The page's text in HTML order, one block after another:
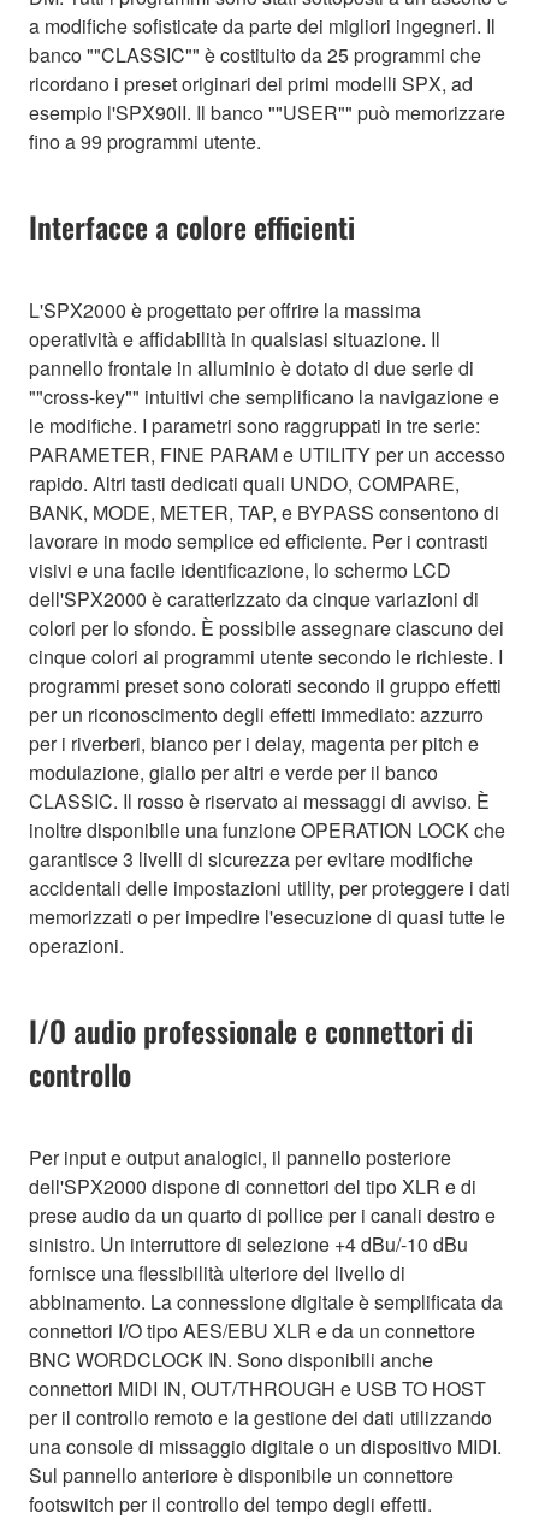
a modifiche sofisticate da parte dei migliori ingegneri. Il
banco ""CLASSIC"" è costituito da 25 programmi che
ricordano i preset originari dei primi modelli SPX, ad
esempio l'SPX90II. Il banco ""USER"" può memorizzare
fino a 99 programmi utente.
Interfacce a colore efficienti
L'SPX2000 è progettato per offrire la massima
operatività e affidabilità in qualsiasi situazione. Il
pannello frontale in alluminio è dotato di due serie di
""cross-key"" intuitivi che semplificano la navigazione e
le modifiche. I parametri sono raggruppati in tre serie:
PARAMETER, FINE PARAM e UTILITY per un accesso
rapido. Altri tasti dedicati quali UNDO, COMPARE,
BANK, MODE, METER, TAP, e BYPASS consentono di
lavorare in modo semplice ed efficiente. Per i contrasti
visivi e una facile identificazione, lo schermo LCD
dell'SPX2000 è caratterizzato da cinque variazioni di
colori per lo sfondo. È possibile assegnare ciascuno dei
cinque colori ai programmi utente secondo le richieste. I
programmi preset sono colorati secondo il gruppo effetti
per un riconoscimento degli effetti immediato: azzurro
per i riverberi, bianco per i delay, magenta per pitch e
modulazione, giallo per altri e verde per il banco
CLASSIC. Il rosso è riservato ai messaggi di avviso. È
inoltre disponibile una funzione OPERATION LOCK che
garantisce 3 livelli di sicurezza per evitare modifiche
accidentali delle impostazioni utility, per proteggere i dati
memorizzati o per impedire l'esecuzione di quasi tutte le
operazioni.
I/O audio professionale e connettori di
controllo
Per input e output analogici, il pannello posteriore
dell'SPX2000 dispone di connettori del tipo XLR e di
prese audio da un quarto di pollice per i canali destro e
sinistro. Un interruttore di selezione +4 dBu/-10 dBu
fornisce una flessibilità ulteriore del livello di
abbinamento. La connessione digitale è semplificata da
connettori I/O tipo AES/EBU XLR e da un connettore
BNC WORDCLOCK IN. Sono disponibili anche
connettori MIDI IN, OUT/THROUGH e USB TO HOST
per il controllo remoto e la gestione dei dati utilizzando
una console di missaggio digitale o un dispositivo MIDI.
Sul pannello anteriore è disponibile un connettore
footswitch per il controllo del tempo degli effetti.